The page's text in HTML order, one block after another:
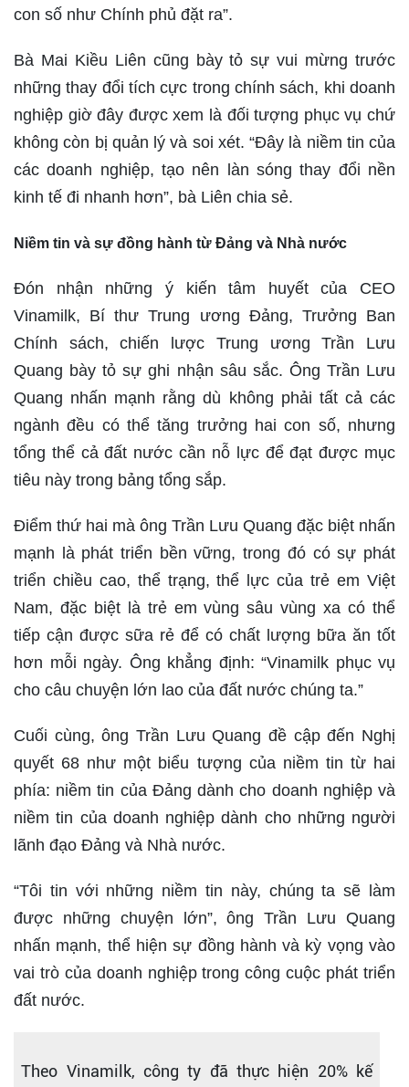
con số như Chính phủ đặt ra”.
Bà Mai Kiều Liên cũng bày tỏ sự vui mừng trước
những thay đổi tích cực trong chính sách, khi doanh
nghiệp giờ đây được xem là đối tượng phục vụ chứ
không còn bị quản lý và soi xét. “Đây là niềm tin của
các doanh nghiệp, tạo nên làn sóng thay đổi nền
kinh tế đi nhanh hơn”, bà Liên chia sẻ.
Niềm tin và sự đồng hành từ Đảng và Nhà nước
Đón nhận những ý kiến tâm huyết của CEO
Vinamilk, Bí thư Trung ương Đảng, Trưởng Ban
Chính sách, chiến lược Trung ương Trần Lưu
Quang bày tỏ sự ghi nhận sâu sắc. Ông Trần Lưu
Quang nhấn mạnh rằng dù không phải tất cả các
ngành đều có thể tăng trưởng hai con số, nhưng
tổng thể cả đất nước cần nỗ lực để đạt được mục
tiêu này trong bảng tổng sắp.
Điểm thứ hai mà ông Trần Lưu Quang đặc biệt nhấn
mạnh là phát triển bền vững, trong đó có sự phát
triển chiều cao, thể trạng, thể lực của trẻ em Việt
Nam, đặc biệt là trẻ em vùng sâu vùng xa có thể
tiếp cận được sữa rẻ để có chất lượng bữa ăn tốt
hơn mỗi ngày. Ông khẳng định: “Vinamilk phục vụ
cho câu chuyện lớn lao của đất nước chúng ta.”
Cuối cùng, ông Trần Lưu Quang đề cập đến Nghị
quyết 68 như một biểu tượng của niềm tin từ hai
phía: niềm tin của Đảng dành cho doanh nghiệp và
niềm tin của doanh nghiệp dành cho những người
lãnh đạo Đảng và Nhà nước.
“Tôi tin với những niềm tin này, chúng ta sẽ làm
được những chuyện lớn”, ông Trần Lưu Quang
nhấn mạnh, thể hiện sự đồng hành và kỳ vọng vào
vai trò của doanh nghiệp trong công cuộc phát triển
đất nước.
Theo Vinamilk, công ty đã thực hiện 20% kế